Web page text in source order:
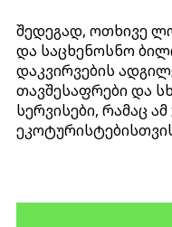
შედეგად, ოთხივე
და საცხენოსნო
დაკვირვების
თავშესაფრები და
სერვისები, რამაც